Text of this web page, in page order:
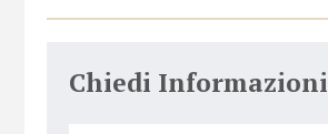
Chiedi Informazioni